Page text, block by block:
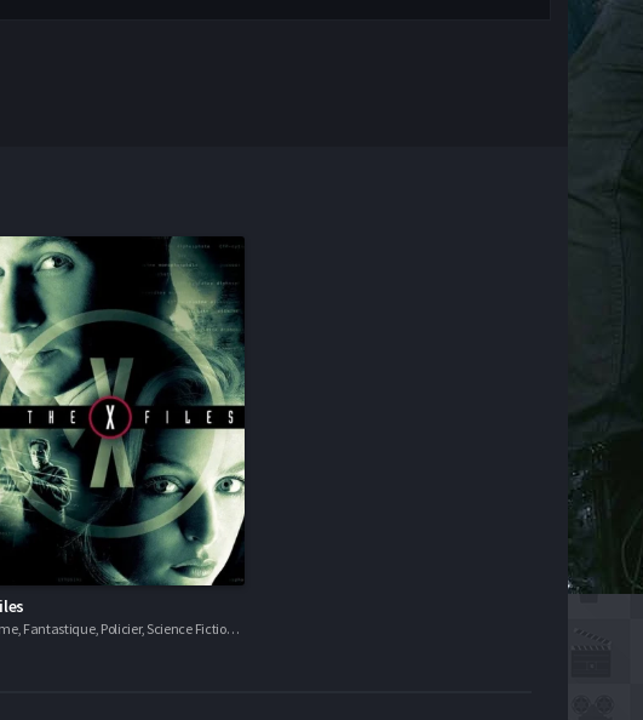
Drame, Fantastique, Policier, Science Fiction, Séries VF